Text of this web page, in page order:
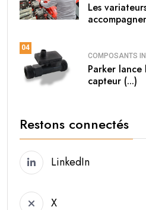
Les
04
COMPOSANTS
Parker
capteur (...)
Restons connectés
LinkedIn
X